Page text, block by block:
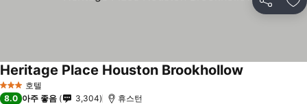
공유 즐
3 성급 호텔
Heritage Place Houston Brookhollow
8.0 아주 좋음 3,304 휴스턴